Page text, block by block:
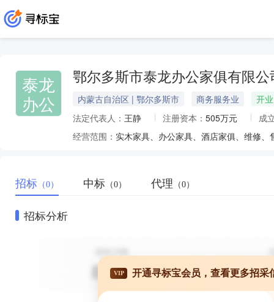
泰龙
办公
鄂尔多斯市泰龙办公家俱有限公
内蒙古自治区 | 鄂尔多斯市 商务服务业
开业
法定代表人： 王静 注册资本： 505万元
成
经营范围：
招标 （0） 中标 （0） 代理 （0）
招标分析
VIP 开通寻标宝会员，查看更多招采